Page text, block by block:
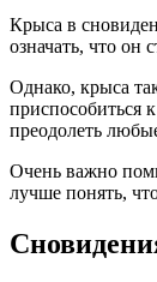
Крыса в
означать, что он
Однако, крыса
приспособиться
преодолеть
Очень важно
лучше понять,